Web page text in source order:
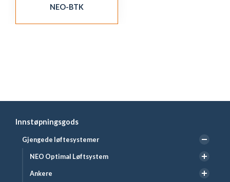
Innstøpningsgods
Gjengede løftesystemer
NEO Optimal Løftsystem
Ankere
NEO-BTK